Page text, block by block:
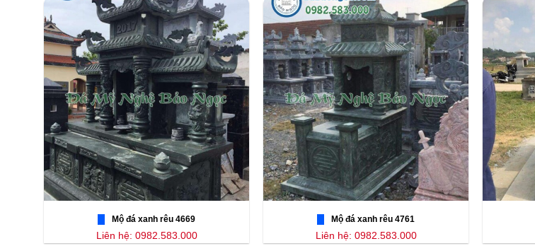
Mộ đá xanh rêu 4669
Liên hệ: 0982.583.000
Mộ đá xanh rêu 4761
Liên hệ: 0982.583.000